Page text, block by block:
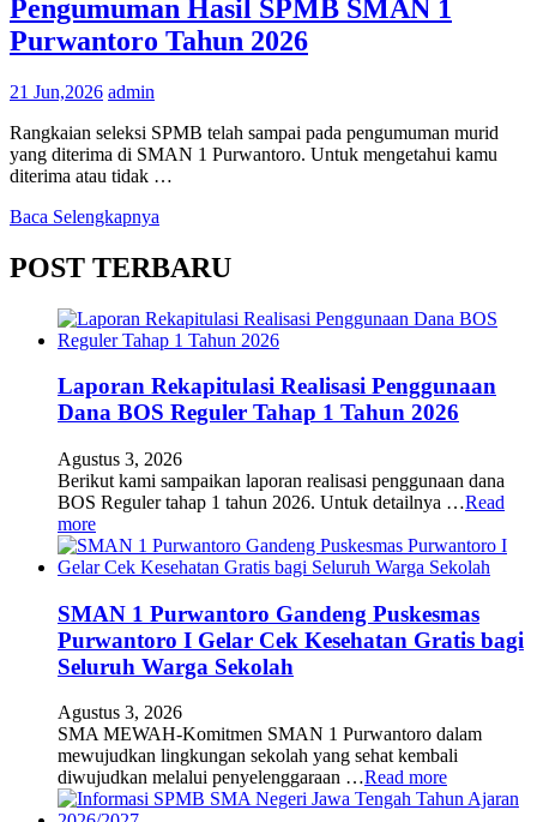
Pengumuman Hasil SPMB SMAN 1
Purwantoro Tahun 2026
21 Jun,2026 admin
Rangkaian seleksi SPMB telah sampai pada pengumuman murid
yang diterima di SMAN 1 Purwantoro. Untuk mengetahui kamu
diterima atau tidak …
Baca Selengkapnya
POST TERBARU
Laporan Rekapitulasi Realisasi Penggunaan
Dana BOS Reguler Tahap 1 Tahun 2026
Agustus 3, 2026
Berikut kami sampaikan laporan realisasi penggunaan dana
BOS Reguler tahap 1 tahun 2026. Untuk detailnya …Read
more
SMAN 1 Purwantoro Gandeng Puskesmas
Purwantoro I Gelar Cek Kesehatan Gratis bagi
Seluruh Warga Sekolah
Agustus 3, 2026
SMA MEWAH-Komitmen SMAN 1 Purwantoro dalam
mewujudkan lingkungan sekolah yang sehat kembali
diwujudkan melalui penyelenggaraan …Read more